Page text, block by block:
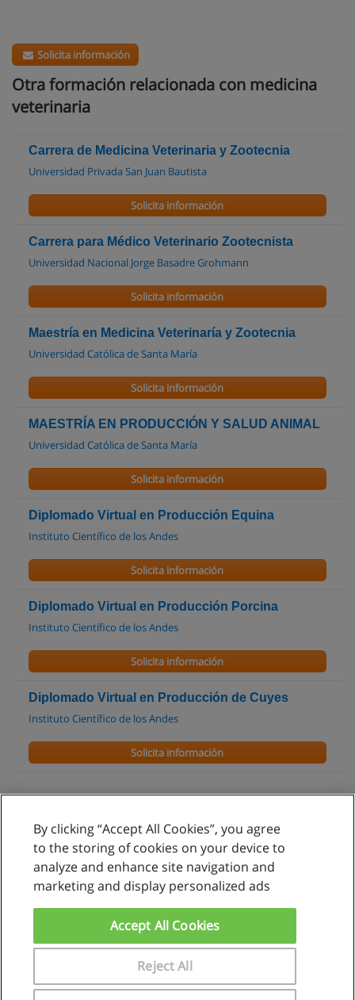
Solicita información
Otra formación relacionada con medicina
veterinaria
Carrera de Medicina Veterinaria y Zootecnia
Universidad Privada San Juan Bautista
Solicita información
Carrera para Médico Veterinario Zootecnista
Universidad Nacional Jorge Basadre Grohmann
Solicita información
Maestría en Medicina Veterinaría y Zootecnia
Universidad Católica de Santa María
Solicita información
MAESTRÍA EN PRODUCCIÓN Y SALUD ANIMAL
Universidad Católica de Santa María
Solicita información
Diplomado Virtual en Producción Equina
Instituto Científico de los Andes
Solicita información
Diplomado Virtual en Producción Porcina
Instituto Científico de los Andes
Solicita información
Diplomado Virtual en Producción de Cuyes
Instituto Científico de los Andes
Solicita información
Reglas de uso
Privacidad de datos
www.educaedu.com.pe
By clicking “Accept All Cookies”, you agree
to the storing of cookies on your device to
analyze and enhance site navigation and
marketing and display personalized ads
Reject All
Accept All Cookies